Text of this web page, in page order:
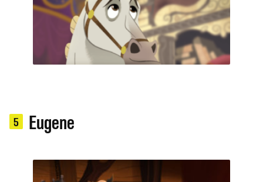
5 Eugene